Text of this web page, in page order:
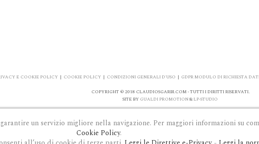
E COOKIE POLICY | COOKIE POLICY | CONDIZIONI GENERALI D'USO | GDPR MODULO DI RICHIESTA DATI
COPYRIGHT © 2018 CLAUDIOSGARBI.COM - TUTTI I DIRITTI RISERVATI.
SITE BY GUALDI PROMOTION & LP-STUDIO
un servizio migliore nella navigazione. Per maggiori informazioni su
Cookie Policy.